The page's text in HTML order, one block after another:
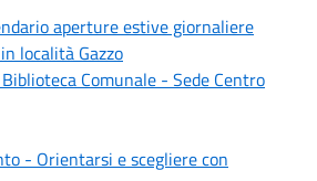
aperture estive giornaliere
località Gazzo
Comunale - Sede Centro
- Orientarsi e scegliere con